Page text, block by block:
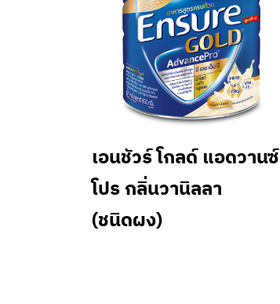
เอนชัวร์ โกลด์ แอดวานซ์
โปร กลิ่นวานิลลา
(ชนิดผง)